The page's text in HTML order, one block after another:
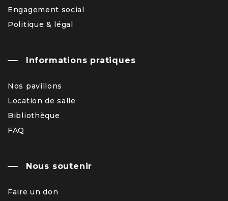
Engagement social
Politique & légal
Informations pratiques
Nos pavillons
Location de salle
Bibliothèque
FAQ
Nous soutenir
Faire un don